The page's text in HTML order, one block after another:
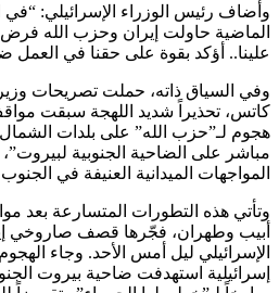
وأضاف رئيس الوزراء الإسرائيلي: “في
الماضية حاولت إيران وحزب الله فرض
علينا.. أؤكد بقوة على حقنا في العمل
وفي السياق ذاته، حملت تصريحات وزير
كاتس، تحذيراً شديد اللهجة سبقت
هجوم لـ”حزب الله” على بلدات الشمال
مباشر على الضاحية الجنوبية
المواجهات الميدانية العنيفة في الجنوب
وتأتي هذه التطورات المتسارعة بعد
أبيب وطهران، فجّرها قصف صاروخي
الإسرائيلي ليل أمس الأحد. وجاء
إسرائيلية استهدفت ضاحية بيروت